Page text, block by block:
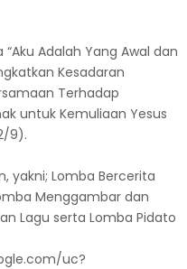
Adalah Yang Awal dan
Kesadaran
Terhadap
untuk Kemuliaan Yesus
9).
yakni; Lomba Bercerita
Menggambar dan
Lagu serta Lomba Pidato